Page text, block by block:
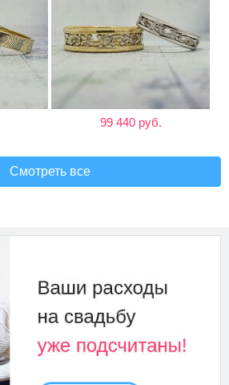
99 440 руб.
Смотреть все